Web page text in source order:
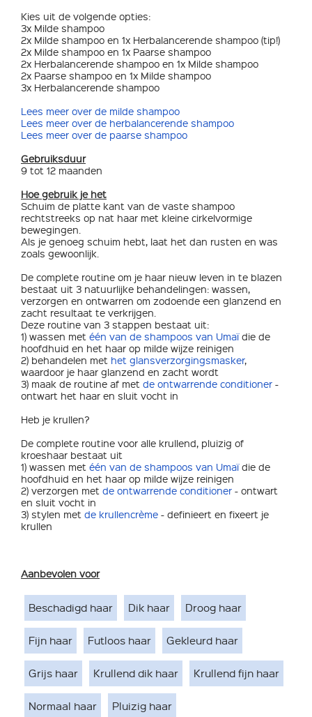
Kies uit de volgende opties:
3x Milde shampoo
2x Milde shampoo en 1x Herbalancerende shampoo (tip!)
2x Milde shampoo en 1x Paarse shampoo
2x Herbalancerende shampoo en 1x Milde shampoo
2x Paarse shampoo en 1x Milde shampoo
3x Herbalancerende shampoo
Lees meer over de milde shampoo
Lees meer over de herbalancerende shampoo
Lees meer over de paarse shampoo
Gebruiksduur
9 tot 12 maanden
Hoe gebruik je het
Schuim de platte kant van de vaste shampoo
rechtstreeks op nat haar met kleine cirkelvormige
bewegingen.
Als je genoeg schuim hebt, laat het dan rusten en was
zoals gewoonlijk.
De complete routine om je haar nieuw leven in te blazen
bestaat uit 3 natuurlijke behandelingen: wassen,
verzorgen en ontwarren om zodoende een glanzend en
zacht resultaat te verkrijgen.
Deze routine van 3 stappen bestaat uit:
1) wassen met één van de shampoos van Umaïdie de
hoofdhuid en het haar op milde wijze reinigen
2) behandelen met het glansverzorgingsmasker,
waardoor je haar glanzend en zacht wordt
3) maak de routine af met de ontwarrende conditioner -
ontwart het haar en sluit vocht in
Heb je krullen?
De complete routine voor alle krullend, pluizig of
kroeshaar bestaat uit
1) wassen met één van de shampoos van Umaïdie de
hoofdhuid en het haar op milde wijze reinigen
2) verzorgen met de ontwarrende conditioner - ontwart
en sluit vocht in
3) stylen met de krullencrème - definieert en fixeert je
krullen
Aanbevolen voor
Beschadigd haar Dik haar Droog haar
Fijn haar Futloos haar Gekleurd haar
Grijs haar Krullend dik haar Krullend fijn haar
Normaal haar Pluizig haar